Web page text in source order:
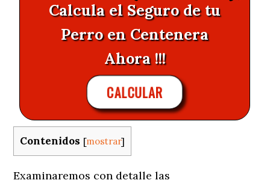
Calcula el Seguro de tu
Perro en Centenera
Ahora !!!
CALCULAR
Contenidos [mostrar]
Examinaremos con detalle las